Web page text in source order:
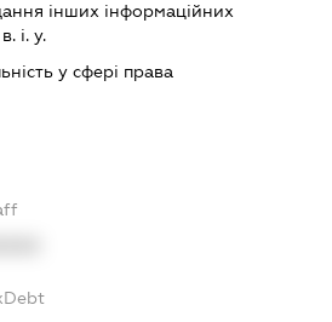
інших інформаційних
і. у.
у сфері права